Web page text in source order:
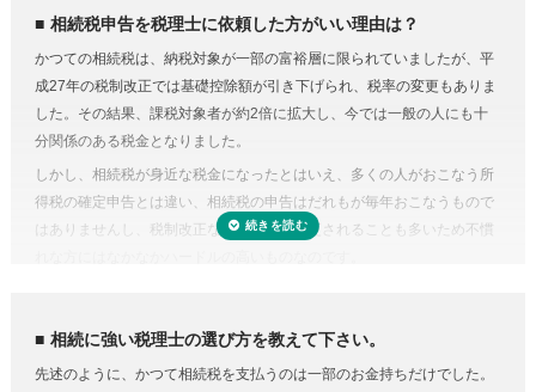
相続税の申告や準確定申告
相続税には申告書の他、総額の計算書、生命保険・財産・債務の明細書
など非常に多くの書類作成が必要となります。もちろん、相続人自身で
申告することもできますが、不動産や非上場株式などは財産の評価が難
しく書類作成も煩雑なことから、税理士に依頼するのが一般的です。
準確定申告とは、亡くなった方の所得の確定と納税の手続きを相続人が
代わりにおこなうこと。準確定申告の対象となるのは1月1日から亡くな
った日までの所得ですが、前年分も申告前であれば合わせて手続きをお
人生で数回程度の相続税申告をするためだけに、相続税に関する調べも
のや資料集めに相当の時間と労力を費やすことを考えてみると、税金の
プロの税理士に頼むという選択肢がコストに見合うものだと納得がいく
のではないでしょうか。
費用が気になる方は、相続税申告の費用を複数の専門家にまとめて依頼
できる「 相続費用見積ガイド 」をご利用ください。
相続税申告を税理士に依頼した方がいい理由は？
かつての相続税は、納税対象が一部の富裕層に限られていましたが、平
成27年の税制改正では基礎控除額が引き下げられ、税率の変更もありま
した。その結果、課税対象者が約2倍に拡大し、今では一般の人にも十
分関係のある税金となりました。
しかし、相続税が身近な税金になったとはいえ、多くの人がおこなう所
得税の確定申告とは違い、相続税の申告はだれもが毎年おこなうもので
はありませんし、税制改正などで内容が変更されることも多いため不慣
を減らしたり、納税額を少なくできる可能性があります。
しかし、どんな特例が使えるのかを知らない、または分からなければ、
相続に強い税理士の選び方を教えて下さい。
先述のように、かつて相続税を支払うのは一部のお金持ちだけでした。